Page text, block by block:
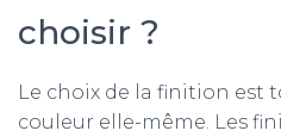
choisir ?
Le choix de la finition est
couleur elle-même. Les